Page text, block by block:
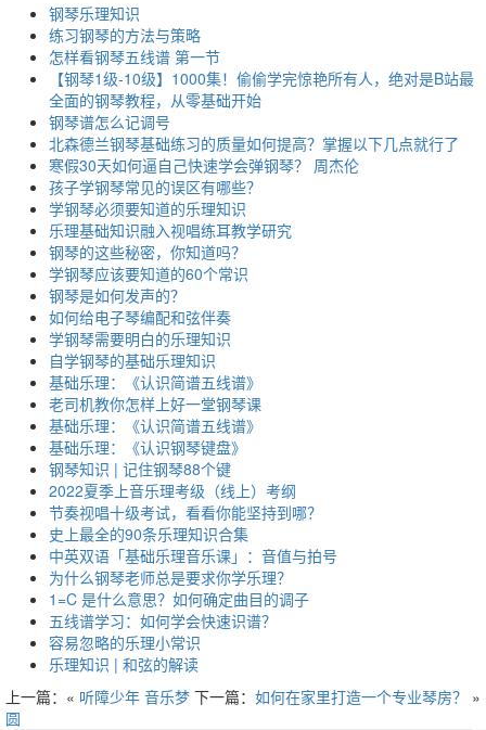
钢琴乐理知识
练习钢琴的方法与策略
怎样看钢琴五线谱 第一节
【钢琴1级-10级】1000集！偷偷学完惊艳所有人，绝对是B站最
全面的钢琴教程，从零基础开始
钢琴谱怎么记调号
北森德兰钢琴基础练习的质量如何提高？掌握以下几点就行了
寒假30天如何逼自己快速学会弹钢琴？ 周杰伦
孩子学钢琴常见的误区有哪些？
学钢琴必须要知道的乐理知识
乐理基础知识融入视唱练耳教学研究
钢琴的这些秘密，你知道吗？
学钢琴应该要知道的60个常识
钢琴是如何发声的？
如何给电子琴编配和弦伴奏
学钢琴需要明白的乐理知识
自学钢琴的基础乐理知识
基础乐理：《认识简谱五线谱》
老司机教你怎样上好一堂钢琴课
基础乐理：《认识简谱五线谱》
基础乐理：《认识钢琴键盘》
钢琴知识 | 记住钢琴88个键
2022夏季上音乐理考级（线上）考纲
节奏视唱十级考试，看看你能坚持到哪？
史上最全的90条乐理知识合集
中英双语「基础乐理音乐课」：音值与拍号
为什么钢琴老师总是要求你学乐理？
1=C 是什么意思？如何确定曲目的调子
五线谱学习：如何学会快速识谱？
容易忽略的乐理小常识
乐理知识 | 和弦的解读
下一篇： 如何在家里打造一个专业琴房？ »
上一篇：« 听障少年 音乐梦
圆